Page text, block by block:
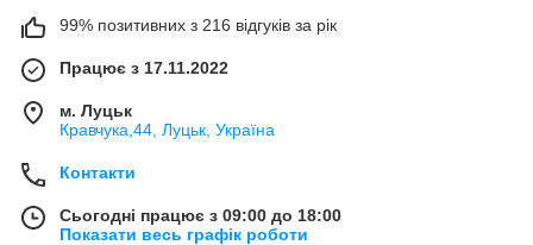
99% позитивних з 216 відгуків за рік
Працює з 17.11.2022
м. Луцьк
Кравчука,44, Луцьк, Україна
Контакти
Сьогодні працює з 09:00 до 18:00
Показати весь графік роботи